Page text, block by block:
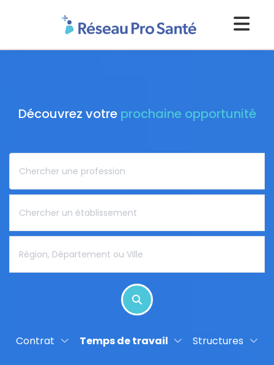
Découvrez votre prochaine opportunité
Contrat Temps de travail Structures